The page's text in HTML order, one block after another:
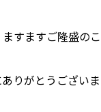
すますご隆盛のこ
りがとうございま